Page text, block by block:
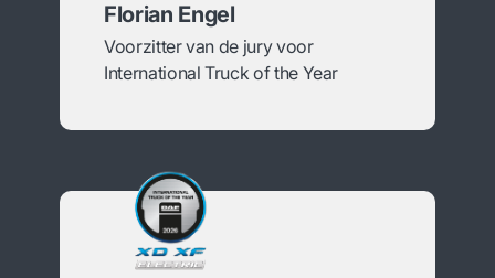
Florian Engel
Voorzitter van de jury voor
International Truck of the Year